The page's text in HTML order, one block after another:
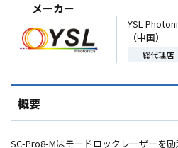
メーカー
YSL
（中国）
総代理店
概要
SC-Pro8-Mはモードロックレーザーを